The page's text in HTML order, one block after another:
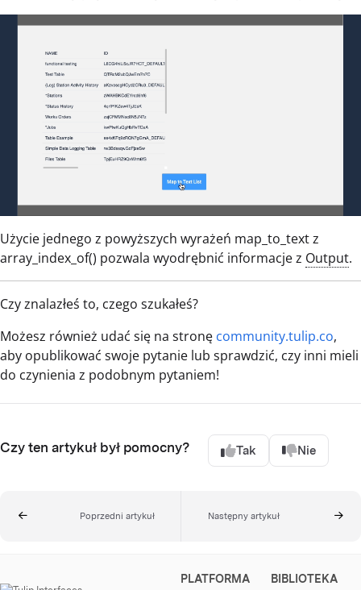
Użycie jednego z powyższych wyrażeń map_to_text z
array_index_of() pozwala wyodrębnić informacje z Output.
Czy znalazłeś to, czego szukałeś?
Możesz również udać się na stronę community.tulip.co,
aby opublikować swoje pytanie lub sprawdzić, czy inni mieli
do czynienia z podobnym pytaniem!
Czy ten artykuł był pomocny? Tak Nie
Poprzedni artykuł Następny artykuł
PLATFORMA
BIBLIOTEKA